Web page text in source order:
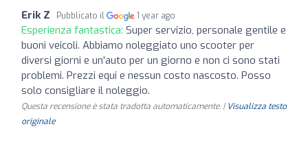
Erik Z Pubblicato il 1 year ago
Esperienza fantastica: Super servizio, personale gentile e
buoni veicoli. Abbiamo noleggiato uno scooter per
diversi giorni e un'auto per un giorno e non ci sono stati
problemi. Prezzi equi e nessun costo nascosto. Posso
solo consigliare il noleggio.
Questa recensione è stata tradotta automaticamente. | Visualizza testo
originale